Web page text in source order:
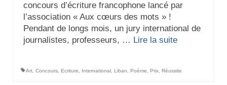
concours d’écriture francophone lancé par
l’association « Aux cœurs des mots » !
Pendant de longs mois, un jury international de
journalistes, professeurs, … Lire la suite­­
Art Concours Ecriture International Liban Poème Prix Réussite